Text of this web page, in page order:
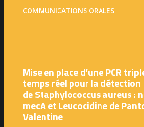
COMMUNICATIONS ORALES
Mise en place d’une PCR
temps réel pour la détection
de Staphylococcus aureus :
mecA et Leucocidine de
Valentine